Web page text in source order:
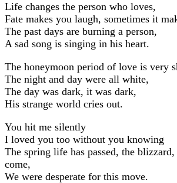
Life changes the person who loves,
Fate makes you laugh, sometimes it
The past days are burning a person,
A sad song is singing in his heart.
The honeymoon period of love is very
The night and day were all white,
The day was dark, it was dark,
His strange world cries out.
You hit me silently
I loved you too without you knowing
The spring life has passed, the
come,
We were desperate for this move.